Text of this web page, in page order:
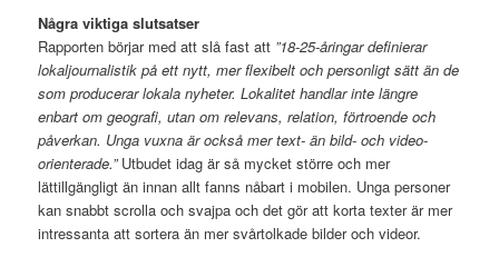
Några viktiga slutsatser
Rapporten börjar med att slå fast att ”18-25-åringar definierar
lokaljournalistik på ett nytt, mer flexibelt och personligt sätt än de
som producerar lokala nyheter. Lokalitet handlar inte längre
enbart om geografi, utan om relevans, relation, förtroende och
påverkan. Unga vuxna är också mer text- än bild- och video-
orienterade.”Utbudet idag är så mycket större och mer
lättillgängligt än innan allt fanns nåbart i mobilen. Unga personer
kan snabbt scrolla och svajpa och det gör att korta texter är mer
intressanta att sortera än mer svårtolkade bilder och videor.